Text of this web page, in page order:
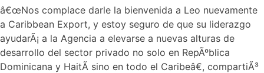
â€œNos complace darle la bienvenida a Leo nuevamente
a Caribbean Export, y estoy seguro de que su liderazgo
ayudarÃ¡ a la Agencia a elevarse a nuevas alturas de
desarrollo del sector privado no solo en RepÃºblica
Dominicana y HaitÃ­ sino en todo el Caribeâ€, compartiÃ³